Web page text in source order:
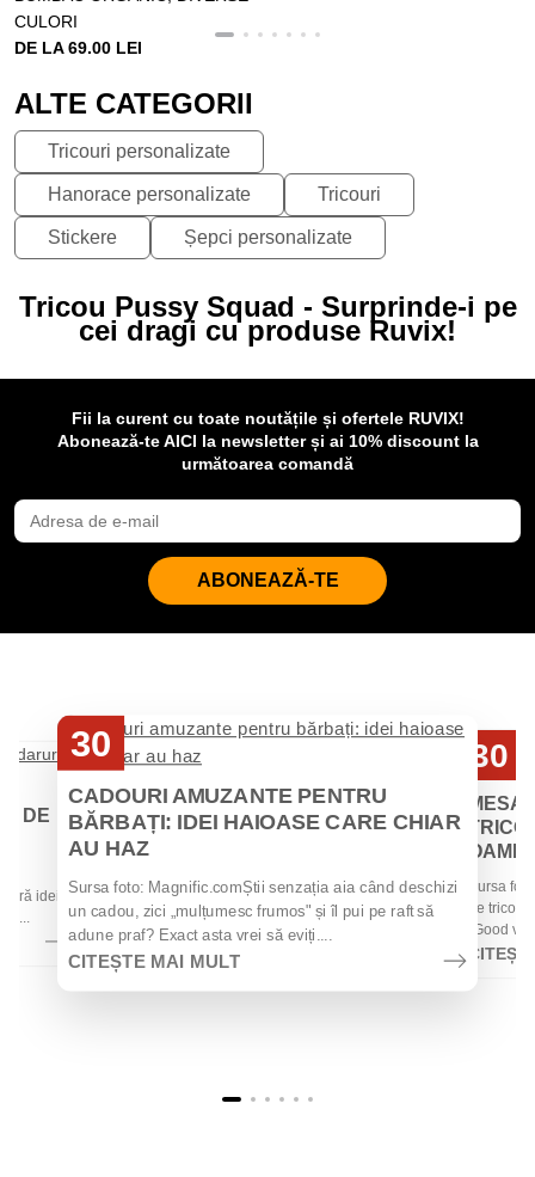
CULORI
DE LA 69.00 LEI
ALTE CATEGORII
Tricouri personalizate
Hanorace personalizate Tricouri
Stickere Șepci personalizate
Tricou Pussy Squad - Surprinde-i pe
cei dragi cu produse Ruvix!
Fii la curent cu toate noutățile și ofertele RUVIX!
Abonează-te AICI la newsletter și ai 10% discount la
următoarea comandă
ABONEAZĂ-TE
DE
idei
30
CADOURI AMUZANTE PENTRU
BĂRBAȚI: IDEI HAIOASE CARE CHIAR
AU HAZ
Sursa foto: Magnific.comȘtii senzația aia când deschizi
un cadou, zici „mulțumesc frumos" și îl pui pe raft să
adune praf? Exact asta vrei să eviți....
CITEȘTE MAI MULT
30
Sursa
de
„Good